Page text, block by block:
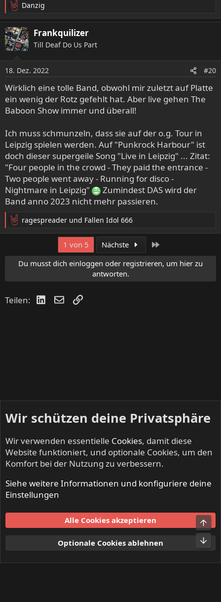
R
e
a
k
t
n
e
n
:
Danzig
Frankquilizer
Till Deaf Do Us Part
18. Dez. 2022 #20
Wirklich eine tolle Band, obwohl mir zuletzt auf Platte
ein wenig der Rotz gefehlt hat. Aber live gehen The
Baboon Show immer und überall!
Ich muss schmunzeln, dass sie auf der o.g. Tour in
Leipzig spielen werden. Auf "Punkrock Harbour" ist
doch dieser supergeile Song "Live in Leipzig" ... Zitat:
"Four people in the crowd - They paid the entrance -
Two people went away - Running for disco -
Nightmare in Leipzig"
Zumindest DAS wird der
Band anno 2023 nicht mehr passieren.
R
e
o
e
ragespreader und Fallen Idol 666
1 von 5 Nächste
Du musst dich einloggen oder registrieren, um hier zu
antworten.
Teilen: LinkedIn
E-MailLink
NO CLASS - Alternative & Indie
Nutzungsbedingungen
Datenschutz
S
Wir schützen deine Privatsphäre
Wir verwenden essentielle Cookies, damit diese
Website funktioniert, und optionale Cookies, um den
Komfort bei der Nutzung zu verbessern.
Siehe weitere Informationen und konfiguriere deine
Einstellungen
Alle Cookies akzeptieren
Optionale Cookies ablehnen